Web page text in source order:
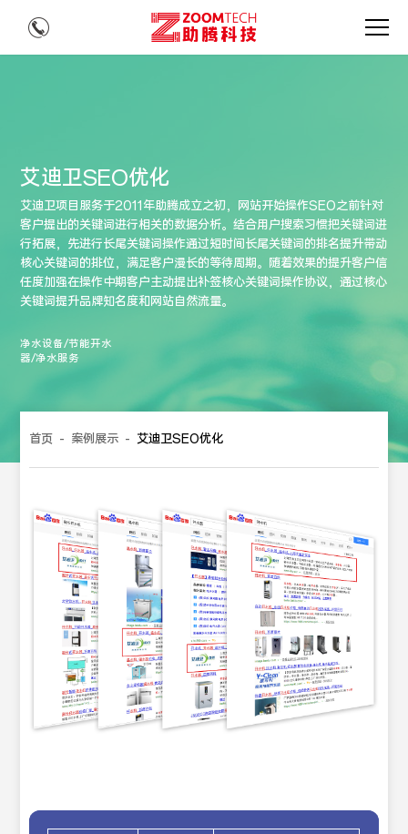
艾迪卫SEO优化
艾迪卫项目服务于2011年助腾成立之初，网站开始操作SEO之前针对
客户提出的关键词进行相关的数据分析。结合用户搜索习惯把关键词进
行拓展，先进行长尾关键词操作通过短时间长尾关键词的排名提升带动
核心关键词的排位，满足客户漫长的等待周期。随着效果的提升客户信
任度加强在操作中期客户主动提出补签核心关键词操作协议，通过核心
关键词提升品牌知名度和网站自然流量。
净水设备/节能开水
器/净水服务
首页 - 案例展示 - 艾迪卫SEO优化